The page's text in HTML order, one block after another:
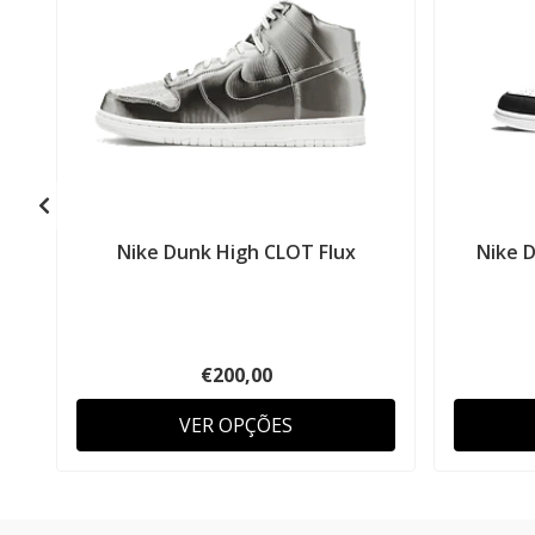
Nike Dunk High CLOT Flux
€200,00
VER OPÇÕES
Nike